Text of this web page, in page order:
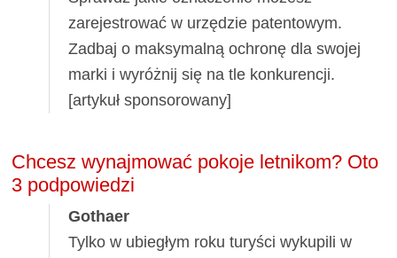
zarejestrować w urzędzie patentowym.
Zadbaj o maksymalną ochronę dla swojej
marki i wyróżnij się na tle konkurencji.
[artykuł sponsorowany]
Chcesz wynajmować pokoje letnikom? Oto
3 podpowiedzi
Gothaer
Tylko w ubiegłym roku turyści wykupili w